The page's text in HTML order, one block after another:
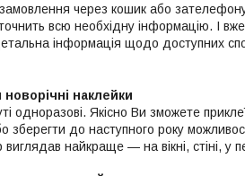
через кошик або
всю необхідну інформацію. І
інформація щодо доступних
наклейки
одноразові. Якісно Ви зможете
зберегти до наступного року
найкраще — на вікні, стіні, у